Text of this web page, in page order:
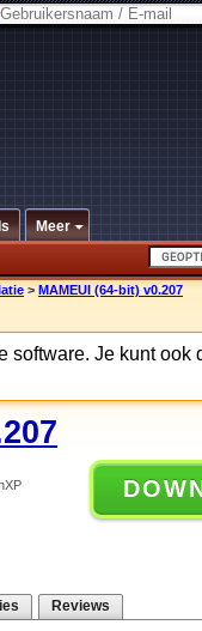
Meer
> MAMEUI (64-bit) v0.207
software. Je kunt ook
Reviews